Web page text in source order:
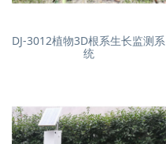
DJ-3012植物3D根系生长监测系
统